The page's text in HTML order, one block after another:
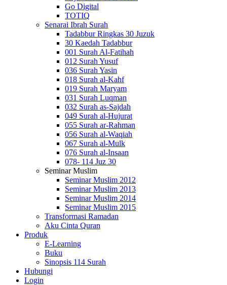
Go Digital
TOTIQ
Senarai Ibrah Surah
Tadabbur Ringkas 30 Juzuk
30 Kaedah Tadabbur
001 Surah Al-Fatihah
012 Surah Yusuf
036 Surah Yasin
018 Surah al-Kahf
019 Surah Maryam
031 Surah Luqman
032 Surah as-Sajdah
049 Surah al-Hujurat
055 Surah ar-Rahman
056 Surah al-Waqiah
067 Surah al-Mulk
076 Surah al-Insaan
078- 114 Juz 30
Seminar Muslim
Seminar Muslim 2012
Seminar Muslim 2013
Seminar Muslim 2014
Seminar Muslim 2015
Transformasi Ramadan
Aku Cinta Quran
Produk
E-Learning
Buku
Sinopsis 114 Surah
Hubungi
Login